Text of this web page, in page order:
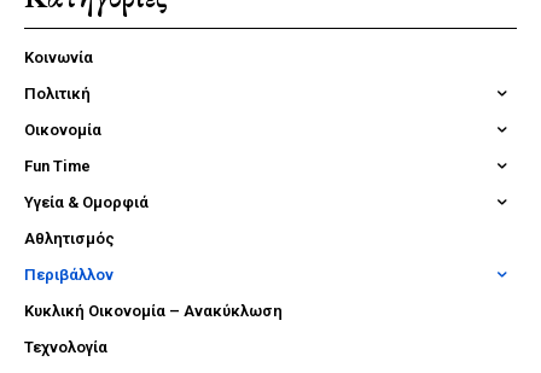
Κοινωνία
Πολιτική
Οικονομία
Fun Time
Υγεία & Ομορφιά
Αθλητισμός
Περιβάλλον
Κυκλική Οικονομία – Ανακύκλωση
Τεχνολογία